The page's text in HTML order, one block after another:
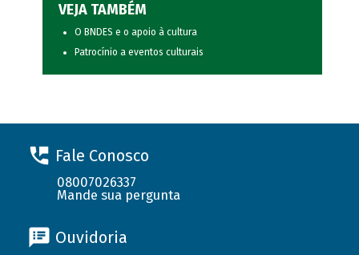
VEJA TAMBÉM
O BNDES e o apoio à cultura
Patrocínio a eventos culturais
Fale Conosco
08007026337
Mande sua pergunta
Ouvidoria